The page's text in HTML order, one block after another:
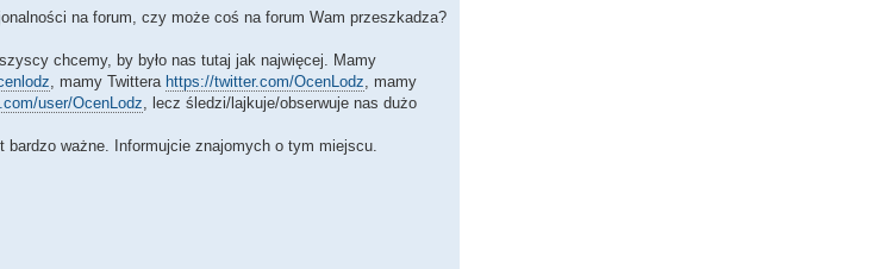
na forum, czy może coś na forum Wam przeszkadza?
chcemy, by było nas tutaj jak najwięcej. Mamy
, mamy Twittera https://twitter.com/OcenLodz , mamy
user/OcenLodz , lecz śledzi/lajkuje/obserwuje nas dużo
ważne. Informujcie znajomych o tym miejscu.